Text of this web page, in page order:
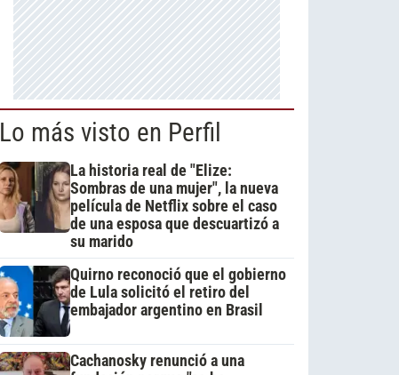
Lo más visto en Perfil
La historia real de "Elize:
Sombras de una mujer", la nueva
película de Netflix sobre el caso
de una esposa que descuartizó a
su marido
Quirno reconoció que el gobierno
de Lula solicitó el retiro del
embajador argentino en Brasil
Cachanosky renunció a una